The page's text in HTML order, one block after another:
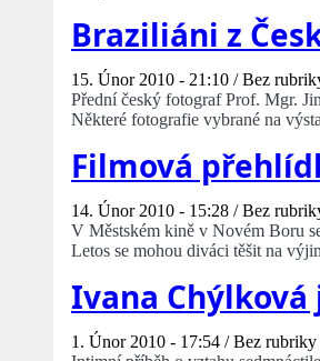
Braziliáni z
15. Únor 2010 - 21:10 /Bez
Přední český fotograf Prof. Mgr.
Některé fotografie vybrané na
Filmová
14. Únor 2010 - 15:28 /Bez
V Městském kině v Novém Boru
Letos se mohou diváci těšit na
Ivana
1. Únor 2010 - 17:54 /Bez rubriky